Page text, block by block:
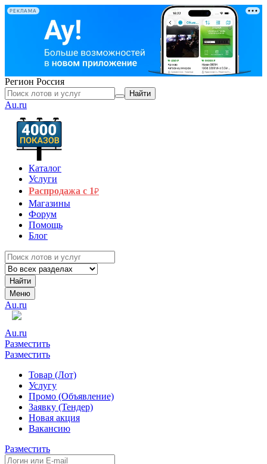
РЕКЛАМА
Регион Россия
Найти
Au.ru
Каталог
Услуги
Распродажа с 1₽
Магазины
Форум
Помощь
Блог
Найти
Меню
Au.ru
Au.ru
Разместить
Разместить
Товар (Лот)
Услугу
Промо (Объявление)
Заявку (Тендер)
Новая акция
Вакансию
Разместить